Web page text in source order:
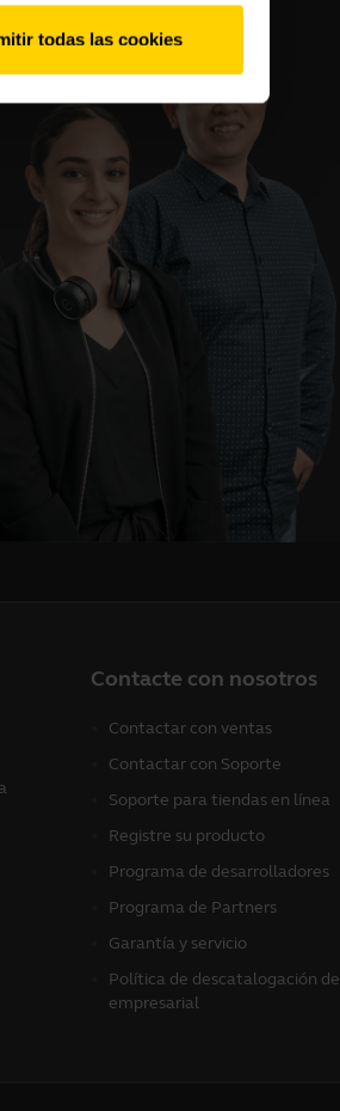
todas las cookies
Contacte con nosotros
Contactar con ventas
Contactar con Soporte
Soporte para tiendas en línea
Registre su producto
Programa de desarrolladores
Programa de Partners
Garantía y servicio
Política de descatalogación de
empresarial